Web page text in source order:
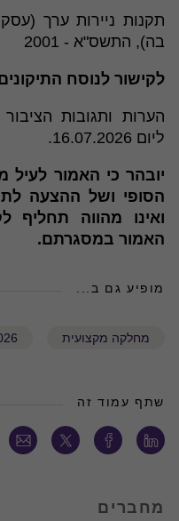
תקנות ניירות ערך
בה), התשס"א - 2001
לקישור לנוסח
הערות ותגובות
ליום 16.07.2026.
יובהר כי האמור
הסופי ושל ההצעה
ואינו מהווה
האמור במסגרתם.
מופיע גם ב...
מחלקה מקצועית
שתף עמוד זה
מחברים